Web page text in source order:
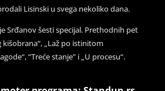
Lisinski u svega nekoliko dana.
Srđanov šesti specijal. Prethodnih pet
„Laž po istinitom
“Treće stanje” i „U procesu“.